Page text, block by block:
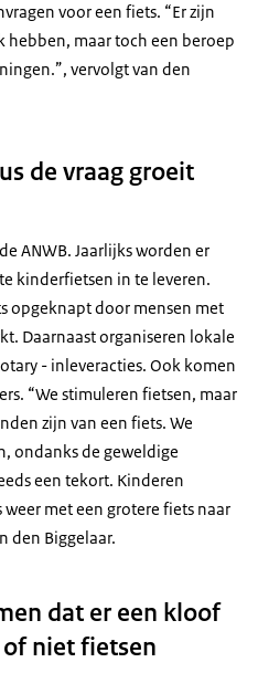
voor een fiets. “Er zijn
maar toch een beroep
vervolgt van den
de vraag groeit
ANWB. Jaarlijks worden er
kinderfietsen in te leveren.
opgeknapt door mensen met
Daarnaast organiseren lokale
- inleveracties. Ook komen
“We stimuleren fietsen, maar
zijn van een fiets. We
ondanks de geweldige
een tekort. Kinderen
met een grotere fiets naar
den Biggelaar.
dat er een kloof
niet fietsen